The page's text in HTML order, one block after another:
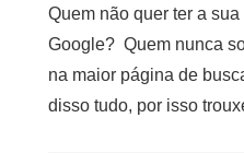
Google
Quem não quer ter a
Google? Quem nunca
na maior página de
disso tudo, por isso